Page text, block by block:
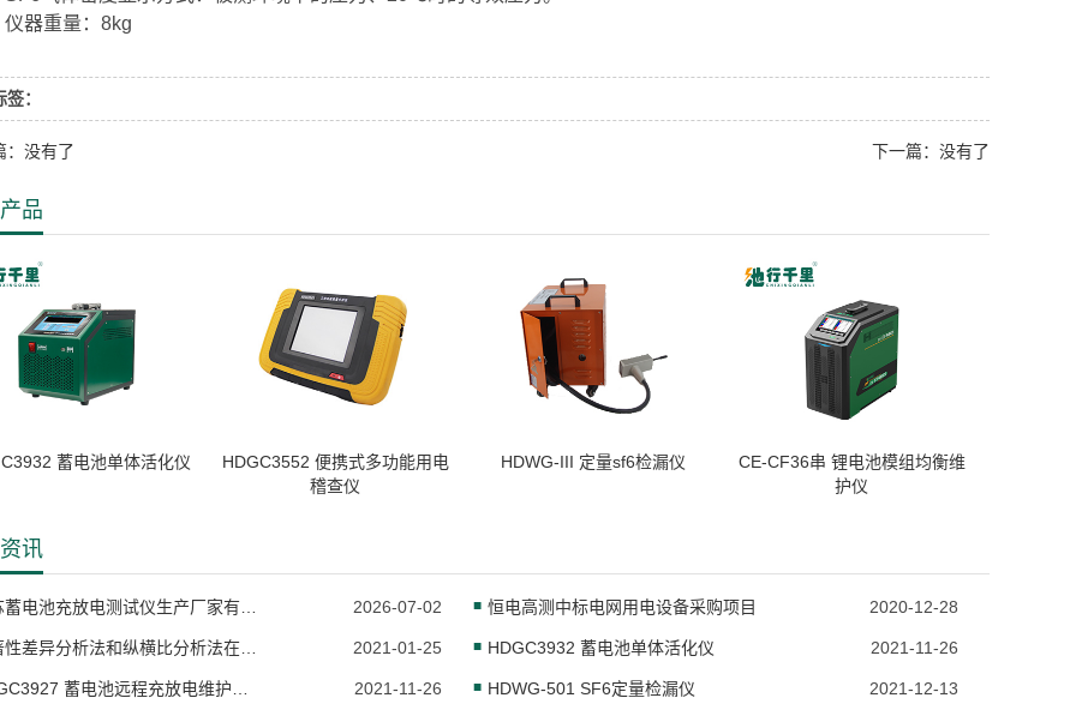
仪器重量：8kg
：
：没有了 下一篇：没有了
品
蓄电池单体活化仪
HDGC3552 便携式多功能用电
稽查仪
HDWG-III 定量sf6检漏仪
CE-CF36串 锂电池模组均衡维
护仪
讯
2026-07-02 恒电高测中标电网用电设备采购项目 2020-12-28
2021-01-25 HDGC3932 蓄电池单体活化仪 2021-11-26
2021-11-26 HDWG-501 SF6定量检漏仪 2021-12-13